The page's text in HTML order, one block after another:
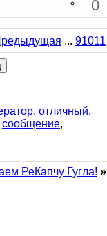
0
... 91011
, отличный,
сообщение,
РеКапчу Гугла! »